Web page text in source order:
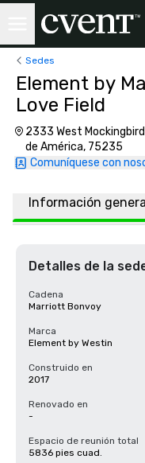
Sedes
Element by
Love Field
2333 West
de América, 75235
Comuníquese con
Información
Detalles de la
Cadena
Marriott Bonvoy
Marca
Element by Westin
Construido en
2017
Renovado en
-
Espacio de reunión total
5836 pies cuad.